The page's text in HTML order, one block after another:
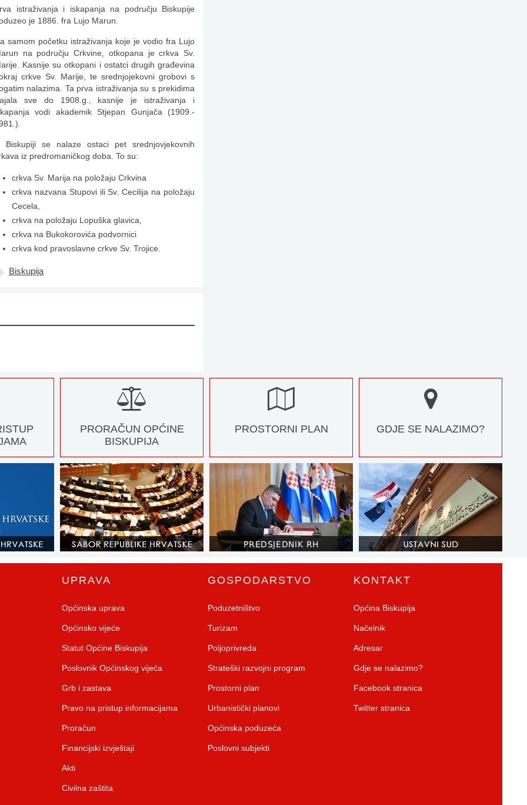
istraživanja i iskapanja na području Biskupije
je 1886. fra Lujo Marun.
samom početku istraživanja koje je vodio fra Lujo
na području Crkvine, otkopana je crkva Sv.
Kasnije su otkopani i ostatci drugih građevina
crkve Sv. Marije, te srednjojekovni grobovi s
nalazima. Ta prva istraživanja su s prekidima
sve do 1908.g., kasnije je istraživanja i
vodi akademik Stjepan Gunjača (1909.-
Biskupiji se nalaze ostaci pet srednjovje­kovnih
iz predromaničkog doba. To su:
crkva Sv. Marija na položaju Crkvina
crkva nazvana Stupovi ili Sv. Cecilija na položaju
Cecela,
crkva na položaju Lopuška glavica,
crkva na Bukokorovića podvornici
crkva kod pravoslavne crkve Sv. Trojice.
Biskupija
PRORAČUN OPĆINE
BISKUPIJA
PROSTORNI PLAN GDJE SE NALAZIMO?
UPRAVA
Općinska uprava
Općinsko vijeće
Statut Općine Biskupija
Poslovnik Općinskog vijeća
Grb i zastava
Pravo na pristup informacijama
Proračun
Financijski izvještaji
Akti
Civilna zaštita
GOSPODARSTVO
Poduzetništvo
Turizam
Poljoprivreda
Strateški razvojni program
Prostorni plan
Urbanistički planovi
Općinska poduzeća
Poslovni subjekti
KONTAKT
Općina Biskupija
Načelnik
Adresar
Gdje se nalazimo?
Facebook stranica
Twitter stranica